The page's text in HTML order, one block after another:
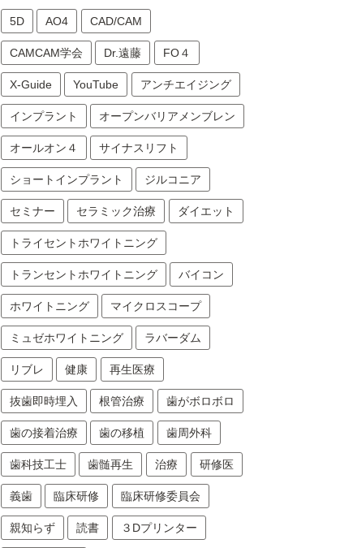
5D AO4 CAD/CAM
CAMCAM学会 Dr.遠藤 FO４
X-Guide YouTube アンチエイジング
インプラント オープンバリアメンブレン
オールオン４ サイナスリフト
ショートインプラント ジルコニア
セミナー セラミック治療 ダイエット
トライセントホワイトニング
トランセントホワイトニング バイコン
ホワイトニング マイクロスコープ
ミュゼホワイトニング ラバーダム
リブレ 健康 再生医療
抜歯即時埋入 根管治療 歯がボロボロ
歯の接着治療 歯の移植 歯周外科
歯科技工士 歯髄再生 治療 研修医
義歯 臨床研修 臨床研修委員会
親知らず 読書 ３Dプリンター